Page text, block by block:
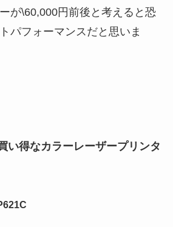
が\60,000円前後と考えると恐
パフォーマンスだと思いま
い得なカラーレーザープリンタ